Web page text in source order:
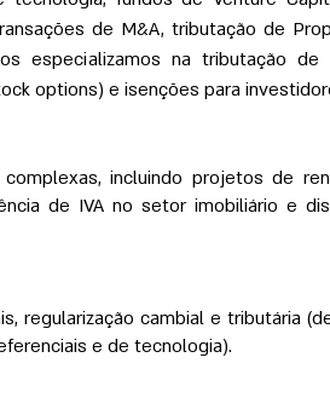
de M&A, tributação de
especializamos na tributação
options) e isenções para
incluindo projetos de
de IVA no setor imobiliário e
regularização cambial e tributária
e de tecnologia).